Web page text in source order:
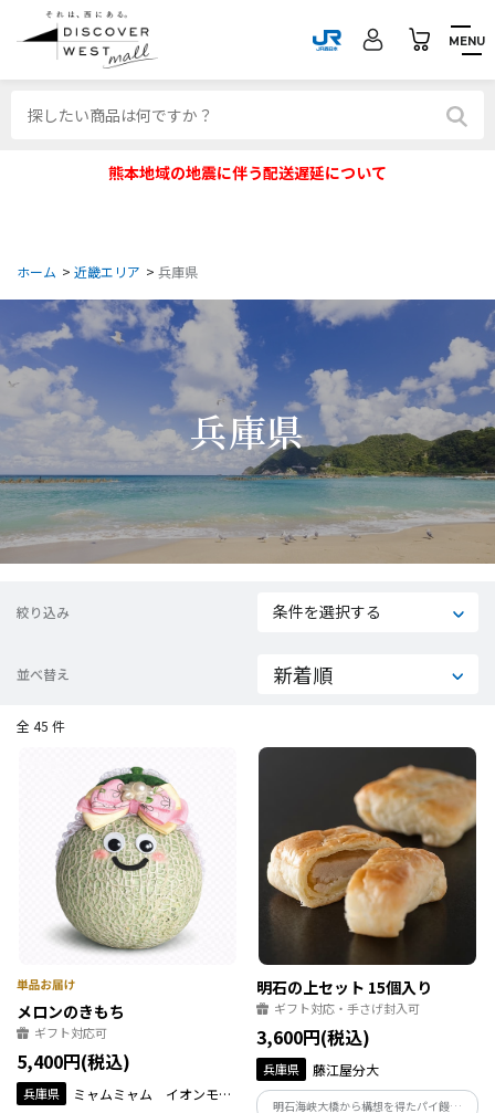
MENU
熊本地域の地震に伴う配送遅延について
ホーム > 近畿エリア > 兵庫県
兵庫県
絞り込み 条件を選択する
並べ替え
全 45 件
メロンのきもち
ギフト対応可
5,400円(税込)
兵庫県
ミャムミャム イオンモー
明石の上セット 15個入り
ギフト対応・手さげ封入可
3,600円(税込)
兵庫県 藤江屋分大
明石海峡大橋から構想を得たパイ饅頭